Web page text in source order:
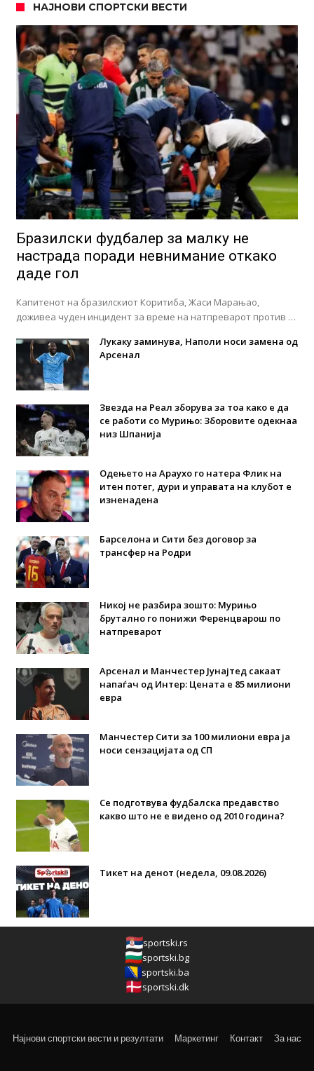
НАЈНОВИ СПОРТСКИ ВЕСТИ
Бразилски фудбалер за малку не
настрада поради невнимание откако
даде гол
Капитенот на бразилскиот Коритиба, Жаси Марањао,
доживеа чуден инцидент за време на натпреварот против …
Лукаку заминува, Наполи носи замена од
Арсенал
Звезда на Реал зборува за тоа како е да
се работи со Мурињо: Зборовите одекнаа
низ Шпанија
Одењето на Араухо го натера Флик на
итен потег, дури и управата на клубот е
изненадена
Барселона и Сити без договор за
трансфер на Родри
Никој не разбира зошто: Мурињо
брутално го понижи Ференцварош по
натпреварот
Арсенал и Манчестер Јунајтед сакаат
напаѓач од Интер: Цената е 85 милиони
евра
Манчестер Сити за 100 милиони евра ја
носи сензацијата од СП
Се подготвува фудбалска предавство
какво што не е видено од 2010 година?
Тикет на денот (недела, 09.08.2026)
sportski.rs
sportski.bg
sportski.ba
sportski.dk
Најнови спортски вести и резултати Маркетинг Контакт За нас